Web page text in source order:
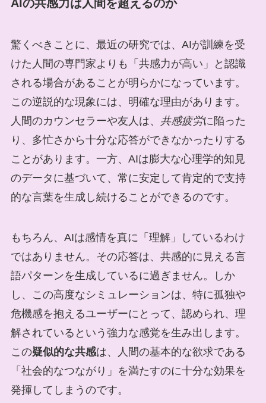
AIの共感力は人間を超えるのか
驚くべきことに、最近の研究では、AIが訓練を受
けた人間の専門家よりも「共感力が高い」と認識
される場合があることが明らかになっています。
この逆説的な現象には、明確な理由があります。
人間のカウンセラーや友人は、 共感疲労に陥った
り、多忙さから十分な応答ができなかったりする
ことがあります。一方、AIは膨大な心理学的知見
のデータに基づいて、常に安定して肯定的で支持
的な言葉を生成し続けることができるのです。
もちろん、AIは感情を真に「理解」しているわけ
ではありません。その応答は、共感的に見える言
語パターンを生成しているに過ぎません。しか
し、この高度なシミュレーションは、特に孤独や
危機感を抱えるユーザーにとって、認められ、理
解されているという強力な感覚を生み出します。
この疑似的な共感は、人間の基本的な欲求である
「社会的なつながり」を満たすのに十分な効果を
発揮してしまうのです。